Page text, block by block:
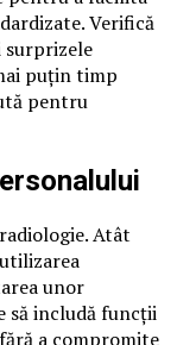
Verifică
surprizele
puțin timp
pentru
Atât
unor
să includă funcții
a compromite